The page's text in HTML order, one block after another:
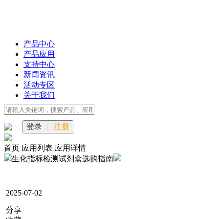
产品中心
产品应用
支持中心
新闻资讯
活动专区
关于我们
登录 注册
首页 应用列表 应用详情
生化指标检测试剂盒选购指南
2025-07-02
分享